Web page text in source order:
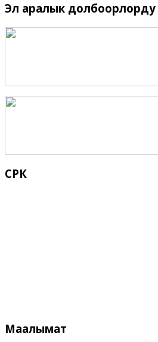
Эл аралык
СРК
Маалымат